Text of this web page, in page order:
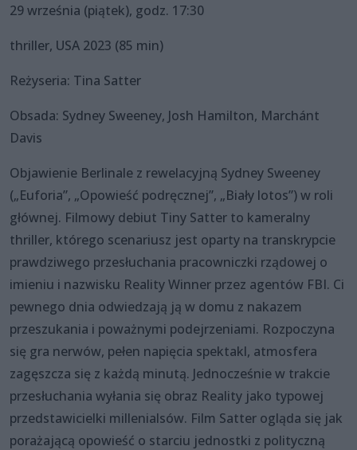
29 września (piątek), godz. 17:30
thriller, USA 2023 (85 min)
Reżyseria: Tina Satter
Obsada: Sydney Sweeney, Josh Hamilton, Marchánt
Davis
Objawienie Berlinale z rewelacyjną Sydney Sweeney
(„Euforia”, „Opowieść podręcznej”, „Biały lotos”) w roli
głównej. Filmowy debiut Tiny Satter to kameralny
thriller, którego scenariusz jest oparty na transkrypcie
prawdziwego przesłuchania pracowniczki rządowej o
imieniu i nazwisku Reality Winner przez agentów FBI. Ci
pewnego dnia odwiedzają ją w domu z nakazem
przeszukania i poważnymi podejrzeniami. Rozpoczyna
się gra nerwów, pełen napięcia spektakl, atmosfera
zagęszcza się z każdą minutą. Jednocześnie w trakcie
przesłuchania wyłania się obraz Reality jako typowej
przedstawicielki millenialsów. Film Satter ogląda się jak
porażającą opowieść o starciu jednostki z polityczną